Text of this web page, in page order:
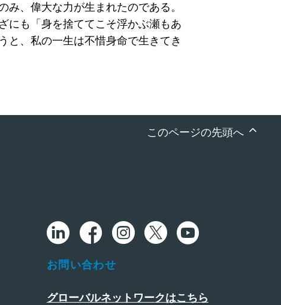
、偉大な力が生まれたのである。
にも「身を捨ててこそ浮かぶ瀬もあ
と、私の一生は不惜身命で生きてき
このページの先頭へ
お問い合わせ
グローバルネットワークはこちら